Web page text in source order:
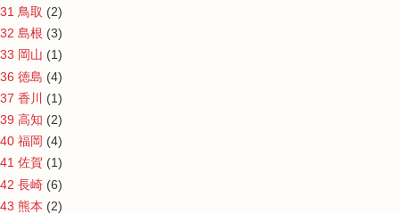
31 鳥取 (2)
32 島根 (3)
33 岡山 (1)
36 徳島 (4)
37 香川
(1)
39 高知 (2)
40 福岡 (4)
41 佐賀 (1)
42 長崎 (6)
43 熊本 (2)